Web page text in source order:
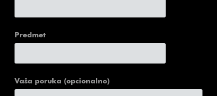
Predmet
Vaša poruka (opcionalno)